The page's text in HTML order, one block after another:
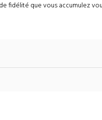
fidélité que vous accumulez